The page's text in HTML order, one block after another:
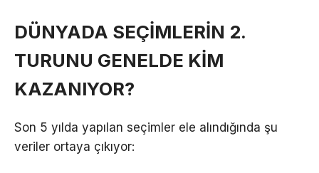
DÜNYADA SEÇİMLERİN 2.
TURUNU GENELDE KİM
KAZANIYOR?
Son 5 yılda yapılan seçimler ele alındığında şu
veriler ortaya çıkıyor: